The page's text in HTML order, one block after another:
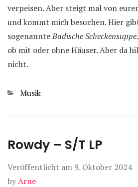
verpeisen. Aber steigt mal von
und kommt mich besuchen. Hier
sogenannteBadische Scheckensuppe
ob mit oder ohne Häuser. Aber da
nicht.
Kategorien
Musik
Rowdy – S/T LP
Veröffentlicht am 9. Oktober 2024
byArne